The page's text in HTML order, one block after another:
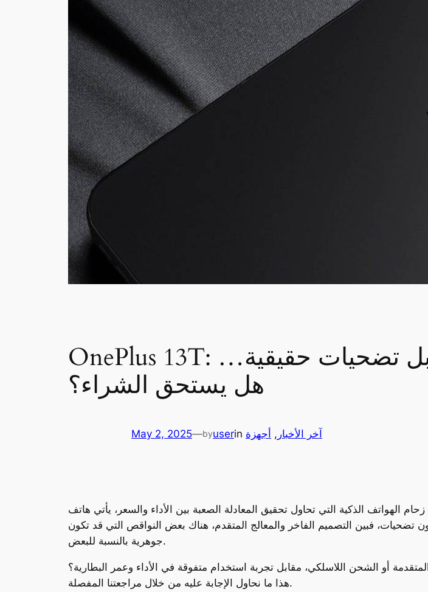
OnePlus 13T: تصميم أنيق وأداء فائق في مقابل تضحيات حقيقية…
هل يستحق الشراء؟
May 2, 2025—byuserin آخر الأخبار , أجهزة
فبين التصميم الفاخر والمعالج المتقدم، هناك بعض النواقص التي قد تكون
جوهرية بالنسبة للبعض.
أو الشحن اللاسلكي، مقابل تجربة استخدام متفوقة في الأداء وعمر البطارية؟
هذا ما نحاول الإجابة عليه من خلال مراجعتنا المفصلة.